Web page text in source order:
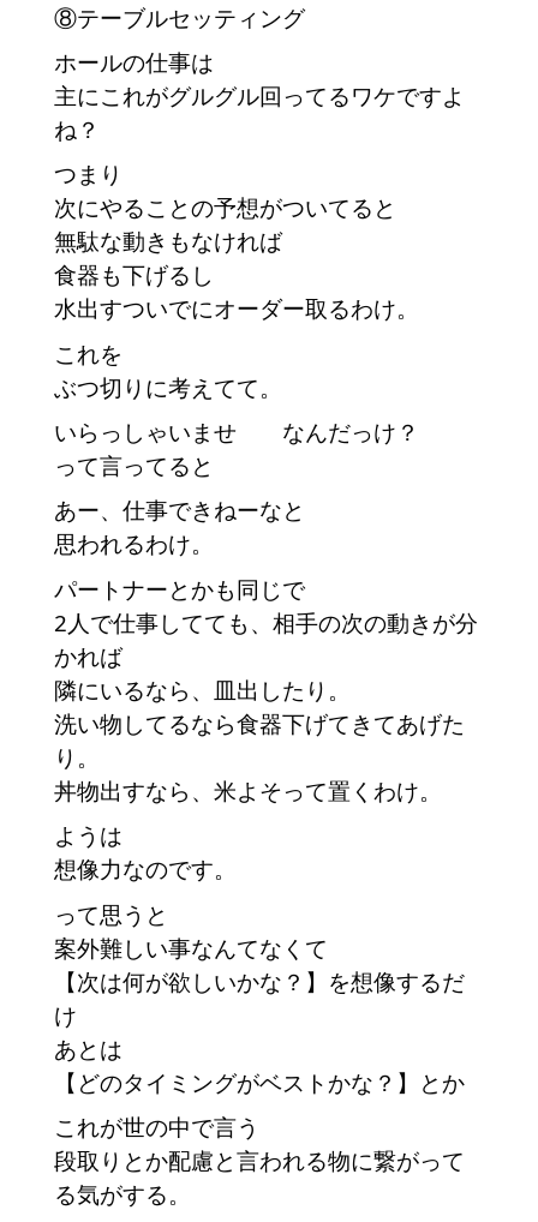
⑧テーブルセッティング
ホールの仕事は
主にこれがグルグル回ってるワケですよ
ね？
つまり
次にやることの予想がついてると
無駄な動きもなければ
食器も下げるし
水出すついでにオーダー取るわけ。
これを
ぶつ切りに考えてて。
いらっしゃいませ なんだっけ？
って言ってると
あー、仕事できねーなと
思われるわけ。
パートナーとかも同じで
2人で仕事してても、相手の次の動きが分
かれば
隣にいるなら、皿出したり。
洗い物してるなら食器下げてきてあげた
り。
丼物出すなら、米よそって置くわけ。
ようは
想像力なのです。
って思うと
案外難しい事なんてなくて
【次は何が欲しいかな？】を想像するだ
け
あとは
【どのタイミングがベストかな？】とか
これが世の中で言う
段取りとか配慮と言われる物に繋がって
る気がする。